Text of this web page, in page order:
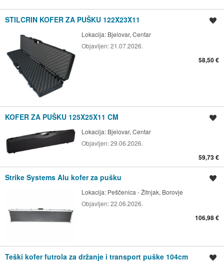
STILCRIN KOFER ZA PUŠKU 122X23X11
Lokacija: Bjelovar, Centar
Objavljen:21.07.2026.
58,50 €
KOFER ZA PUŠKU 125X25X11 CM
Lokacija: Bjelovar, Centar
Objavljen:29.06.2026.
59,73 €
Strike Systems Alu kofer za pušku
Lokacija: Peščenica - Žitnjak, Borovje
Objavljen:22.06.2026.
106,98 €
Teški kofer futrola za držanje i transport puške 104cm